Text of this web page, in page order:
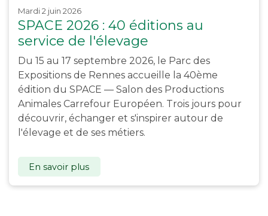
mardi 2 juin 2026
SPACE 2026 : 40 éditions au
service de l'élevage
Du 15 au 17 septembre 2026, le Parc des
Expositions de Rennes accueille la 40ème
édition du SPACE — Salon des Productions
Animales Carrefour Européen. Trois jours pour
découvrir, échanger et s'inspirer autour de
l'élevage et de ses métiers.
En savoir plus